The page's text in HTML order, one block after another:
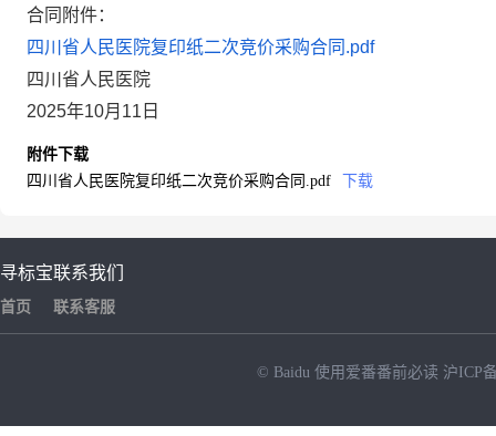
合同附件：
四川省人民医院复印纸二次竞价采购合同.pdf
四川省人民医院
2025年10月11日
附件下载
四川省人民医院复印纸二次竞价采购合同.pdf
下载
寻标宝
首页
联系我们
联系客服
© Baidu 使用爱番番前必读 沪ICP